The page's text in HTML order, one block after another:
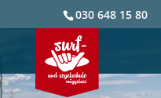
030 648 15 80